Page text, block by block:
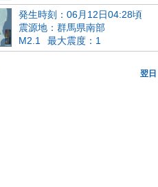
発生時刻：06月12日04:28頃
震源地：群馬県南部
M2.1
最大震度：1
翌日